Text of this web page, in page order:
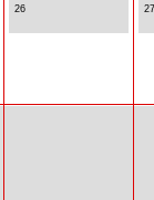
26 27